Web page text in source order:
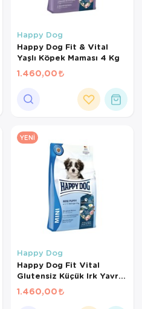
Happy Dog
Happy Dog Fit & Vital
Yaşlı Köpek Maması 4 Kg
1.460,00
YENI
Happy Dog
Happy Dog Fit Vital
Glutensiz Küçük Irk Yavru
Köpek Maması 4 Kg
1.460,00